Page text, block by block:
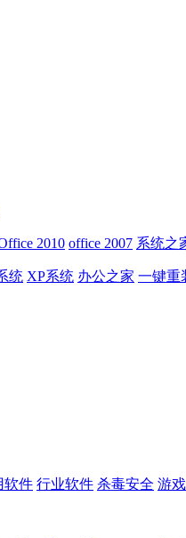
2010 office 2007 系统之
统 XP系统 办公之家 一键重
软件 行业软件 杀毒安全 游